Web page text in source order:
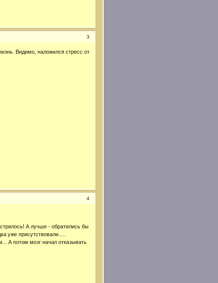
3
Видимо, наложился стресс от
4
А лучше - обратились бы
уже присутствовали.....
А потом мозг начал отказывать